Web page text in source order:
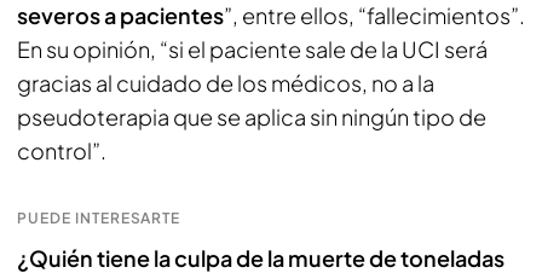
severos a pacientes”, entre ellos, “fallecimientos”.
En su opinión, “si el paciente sale de la UCI será
gracias al cuidado de los médicos, no a la
pseudoterapia que se aplica sin ningún tipo de
control”.
PUEDE INTERESARTE
¿Quién tiene la culpa de la muerte de toneladas